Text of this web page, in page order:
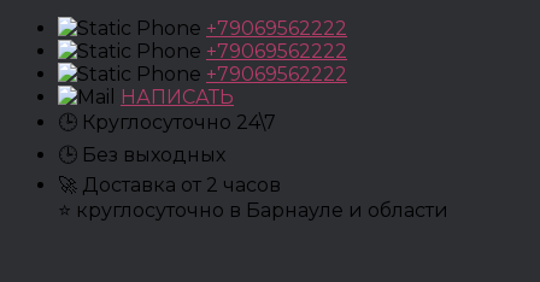
+79069562222
+79069562222
+79069562222
НАПИСАТЬ
🕒 Круглосуточно 24\7
🕒 Без выходных
🚀 Доставка от 2 часов
⭐ круглосуточно в Барнауле и области